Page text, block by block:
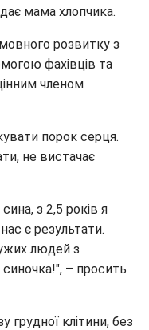
мама хлопчика.
розвитку з
фахівців та
членом
порок серця.
не вистачає
з 2,5 років я
є результати.
людей з
– просить
грудної клітини, без